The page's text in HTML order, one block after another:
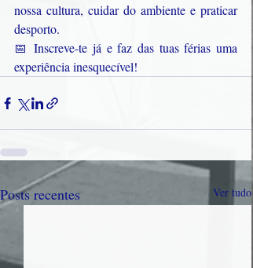
nossa cultura, cuidar do ambiente e praticar
desporto.
📅 Inscreve-te já e faz das tuas férias uma
experiência inesquecível!
Posts recentes Ver tudo